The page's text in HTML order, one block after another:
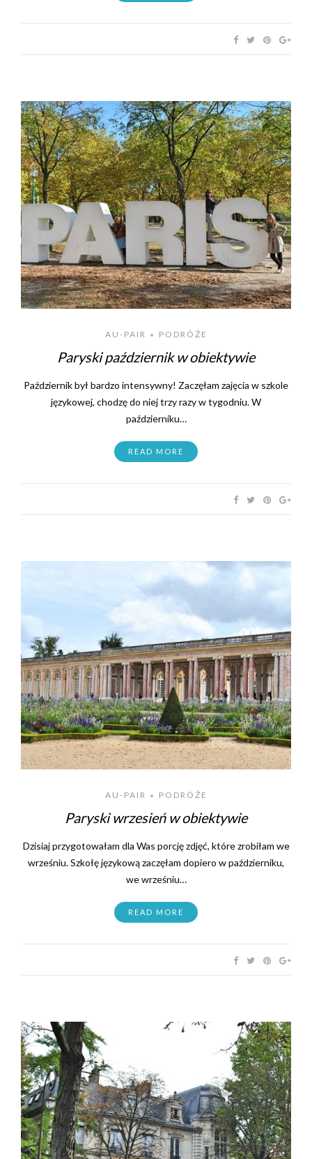
AU-PAIR • PODRÓŻE
Paryski październik w obiektywie
Październik był bardzo intensywny! Zaczęłam zajęcia w szkole
językowej, chodzę do niej trzy razy w tygodniu. W
październiku…
READ MORE
AU-PAIR • PODRÓŻE
Paryski wrzesień w obiektywie
Dzisiaj przygotowałam dla Was porcję zdjęć, które zrobiłam we
wrześniu. Szkołę językową zaczęłam dopiero w październiku,
we wrześniu…
READ MORE